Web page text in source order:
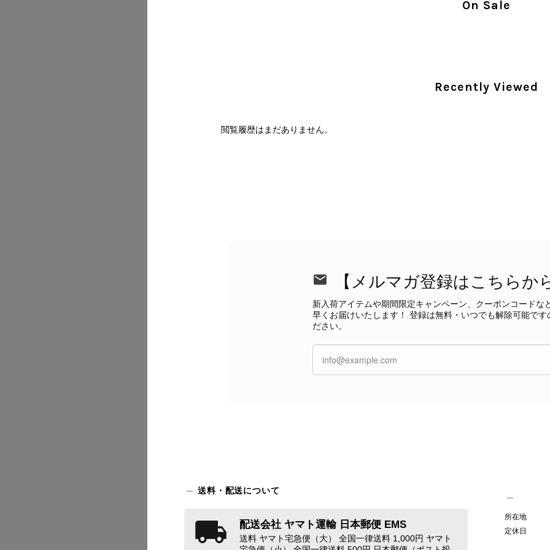
CELINE セリーヌ 財布 ブラック ガンチーニ レザー 3つ折り vintage ヴィンテージ オールド 6xspmn
この度も当店をご利用いただき、そして心温ま
今回も商品を無事にお受け取りいただき、状態
て見つけたカラーとデザイン」とのお言葉や、
本当に嬉しく思っております。 さらに、前回ご
す。 またご縁がございましたら、ぜひよろしく
2026/07/07
発送が早く、商品も画像と一致しており満足です。 素敵な
On Sale
Recently Viewed
閲覧履歴はまだありません。
【メルマガ登録はこちらか
新入荷アイテムや期間限定キャンペーン、クーポンコードな
早くお届けいたします！ 登録は無料・いつでも解除可能です
ださい。
送料・配送について
配送会社 ヤマト運輸 日本郵便 EMS
送料 ヤマト宅急便（大） 全国一律送料 1,000円 ヤマト
所在地
定休日